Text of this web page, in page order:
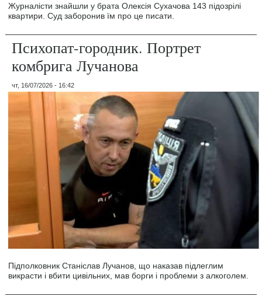
Журналісти знайшли у брата Олексія Сухачова 143 підозрілі
квартири. Суд заборонив їм про це писати.
Психопат-городник. Портрет
комбрига Лучанова
чт, 16/07/2026 - 16:42
Підполковник Станіслав Лучанов, що наказав підлеглим
викрасти і вбити цивільних, мав борги і проблеми з алкоголем.